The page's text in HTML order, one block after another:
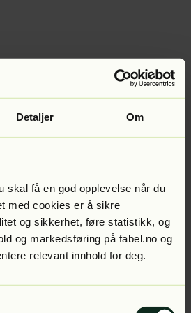
Detaljer Om
skal få en god opplevelse når du
med cookies er å sikre
og sikkerhet, føre statistikk, og
og markedsføring på fabel.no og
relevant innhold for deg.